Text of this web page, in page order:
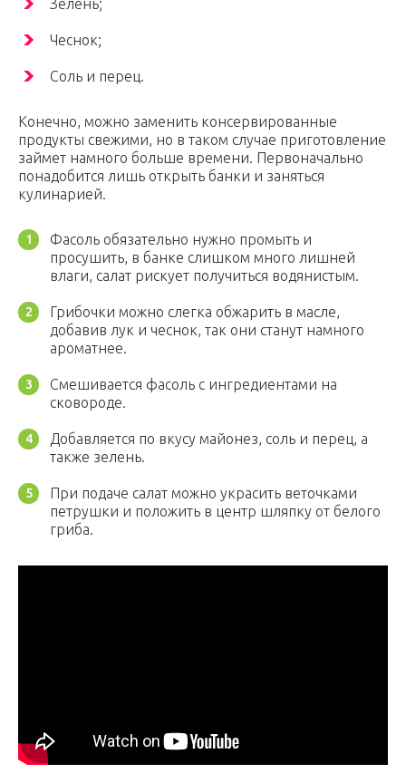
Зелень;
Чеснок;
Соль и перец.
Конечно, можно заменить консервированные
продукты свежими, но в таком случае приготовление
займет намного больше времени. Первоначально
понадобится лишь открыть банки и заняться
кулинарией.
Фасоль обязательно нужно промыть и
просушить, в банке слишком много лишней
влаги, салат рискует получиться водянистым.
Грибочки можно слегка обжарить в масле,
добавив лук и чеснок, так они станут намного
ароматнее.
Смешивается фасоль с ингредиентами на
сковороде.
Добавляется по вкусу майонез, соль и перец, а
также зелень.
При подаче салат можно украсить веточками
петрушки и положить в центр шляпку от белого
гриба.